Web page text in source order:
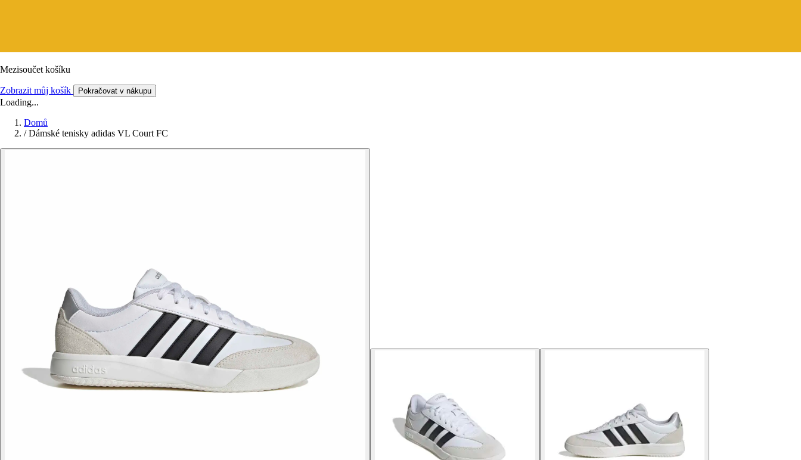
Mezisoučet košíku
Zobrazit můj košík Pokračovat v nákupu
Loading...
Domů
/ Dámské tenisky adidas VL Court FC